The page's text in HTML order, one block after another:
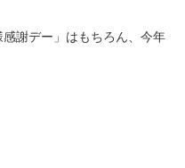
謝デー」はもちろん、今年